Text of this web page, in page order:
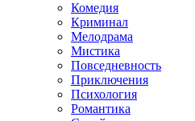
Комедия
Криминал
Мелодрама
Мистика
Повседневность
Приключения
Психология
Романтика